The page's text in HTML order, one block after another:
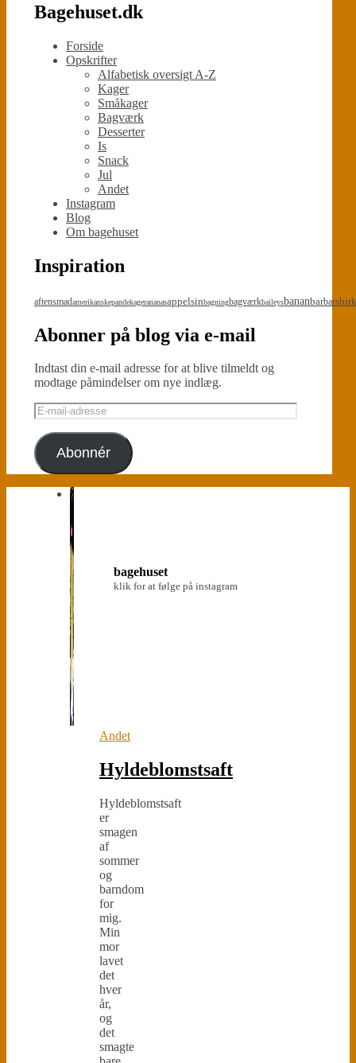
Bagehuset.dk
Forside
Opskrifter
Alfabetisk oversigt A-Z
Kager
Småkager
Bagværk
Desserter
Is
Snack
Jul
Andet
Instagram
Blog
Om bagehuset
Inspiration
aftensmadamerikanskepandekagerananasappelsinbagningbagværkbaileysbananbarbars
Abonner på blog via e-mail
Indtast din e-mail adresse for at blive tilmeldt og
modtage påmindelser om nye indlæg.
E-
mail-
adresse
Abonnér
Andet
Hyldeblomstsaft
Hyldeblomstsaft
er
smagen
af
sommer
og
barndom
for
mig.
Min
mor
lavet
det
hver
år,
og
det
smagte
bagehuset
klik for at følge på instagram